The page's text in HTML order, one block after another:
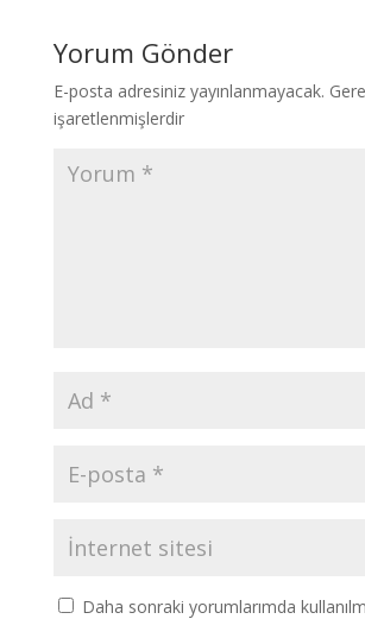
Yorum Gönder
E-posta adresiniz yayınlanmayacak.
işaretlenmişlerdir
Daha sonraki yorumlarımda